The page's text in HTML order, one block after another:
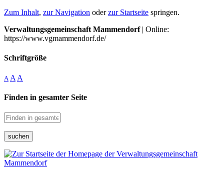
Zum Inhalt, zur Navigation oderzur Startseite springen.
Verwaltungsgemeinschaft Mammendorf| Online:
https://www.vgmammendorf.de/
Schriftgröße
A A A
Finden in gesamter Seite
suchen